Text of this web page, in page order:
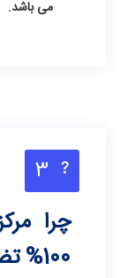
می باشد.
3
چرا
100% تضمین می کند؟